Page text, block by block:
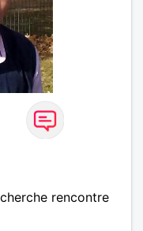
rencontre